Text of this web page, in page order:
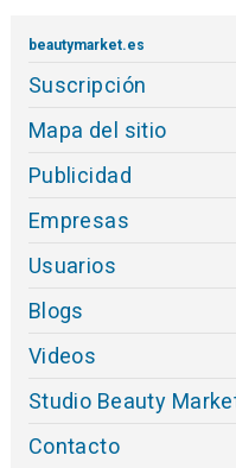
beautymarket.es
Suscripción
Mapa del sitio
Publicidad
Empresas
Usuarios
Blogs
Videos
Studio Beauty
Contacto